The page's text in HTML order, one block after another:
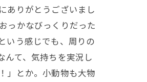
ありがとうございまし
っかなびっくりだった
いう感じでも、周りの
んて、気持ちを実況し
」とか。小動物も大物